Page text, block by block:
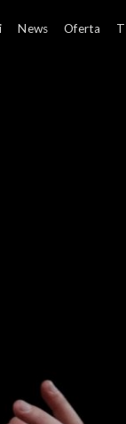
News Oferta